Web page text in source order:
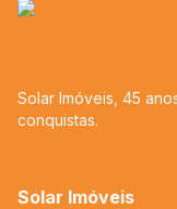
Solar Imóveis, 45
conquistas.
Solar Imóveis